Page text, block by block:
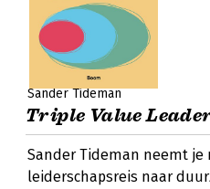
Sander Tideman
Triple Value
Sander Tideman neemt je
leiderschapsreis naar